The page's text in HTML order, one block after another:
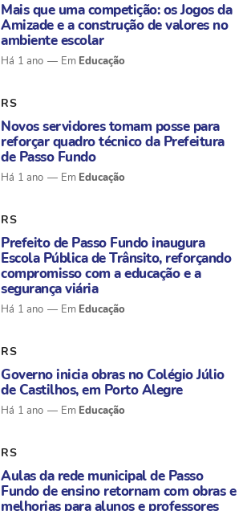
Mais que uma competição: os Jogos da
Amizade e a construção de valores no
ambiente escolar
Há 1 ano Educação
RS
Novos servidores tomam posse para
reforçar quadro técnico da Prefeitura
de Passo Fundo
Há 1 ano Educação
RS
Prefeito de Passo Fundo inaugura
Escola Pública de Trânsito, reforçando
compromisso com a educação e a
segurança viária
Há 1 ano Educação
RS
Governo inicia obras no Colégio Júlio
de Castilhos, em Porto Alegre
Há 1 ano Educação
RS
Aulas da rede municipal de Passo
Fundo de ensino retornam com obras e
melhorias para alunos e professores